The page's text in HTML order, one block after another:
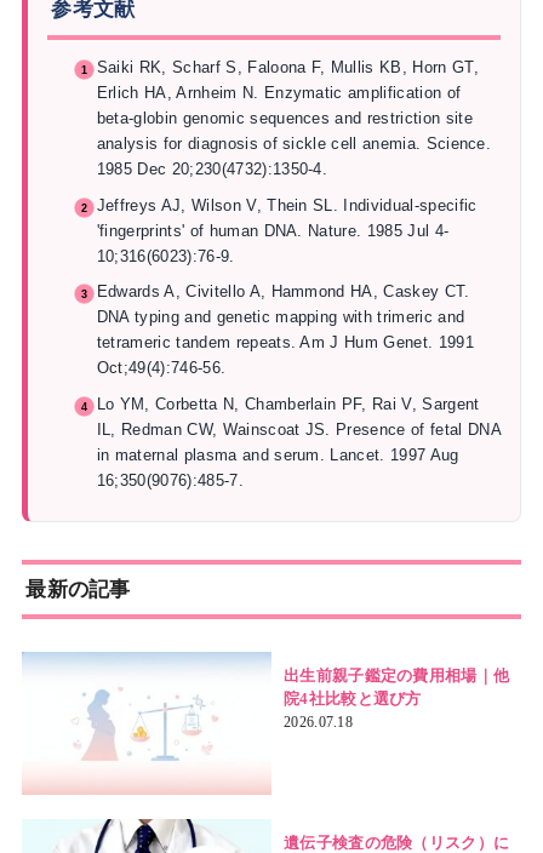
参考文献
Saiki RK, Scharf S, Faloona F, Mullis KB, Horn GT,
Erlich HA, Arnheim N. Enzymatic amplification of
beta-globin genomic sequences and restriction site
analysis for diagnosis of sickle cell anemia. Science.
1985 Dec 20;230(4732):1350-4.
Jeffreys AJ, Wilson V, Thein SL. Individual-specific
'fingerprints' of human DNA. Nature. 1985 Jul 4-
10;316(6023):76-9.
Edwards A, Civitello A, Hammond HA, Caskey CT.
DNA typing and genetic mapping with trimeric and
tetrameric tandem repeats. Am J Hum Genet. 1991
Oct;49(4):746-56.
Lo YM, Corbetta N, Chamberlain PF, Rai V, Sargent
IL, Redman CW, Wainscoat JS. Presence of fetal DNA
in maternal plasma and serum. Lancet. 1997 Aug
16;350(9076):485-7.
最新の記事
出生前親子鑑定の費用相場｜他
院4社比較と選び方
2026.07.18
遺伝子検査の危険（リスク）に